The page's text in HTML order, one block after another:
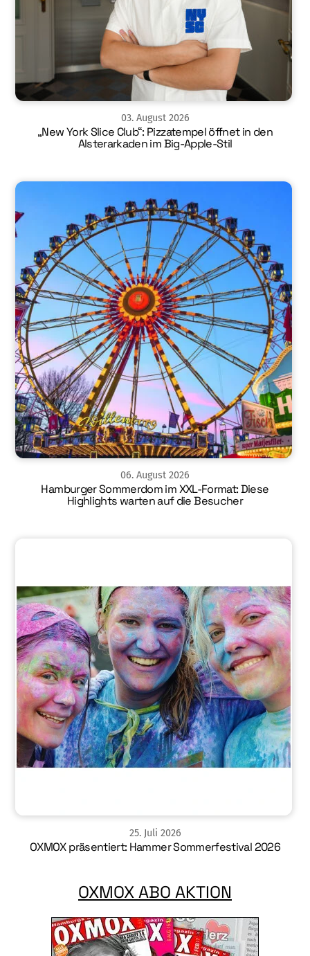
03. August 2026
„New York Slice Club“: Pizzatempel öffnet in den
Alsterarkaden im Big-Apple-Stil
06. August 2026
Hamburger Sommerdom im XXL-Format: Diese
Highlights warten auf die Besucher
25. Juli 2026
OXMOX präsentiert: Hammer Sommerfestival 2026
OXMOX ABO AKTION